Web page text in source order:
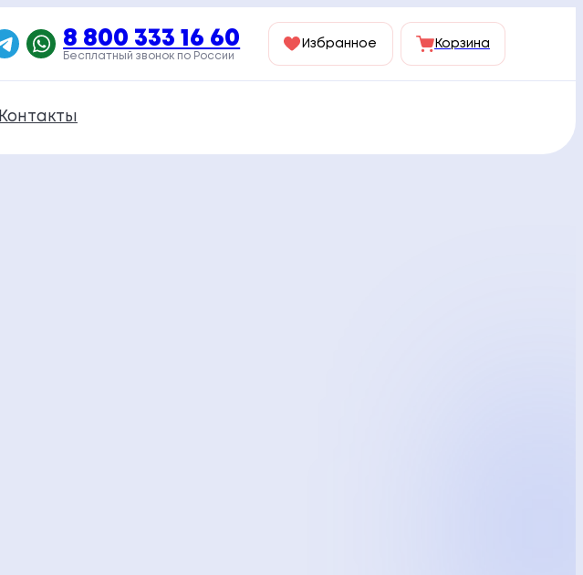
8 800 333 16 60
Бесплатный звонок по России
Избранное Корзина
Контакты